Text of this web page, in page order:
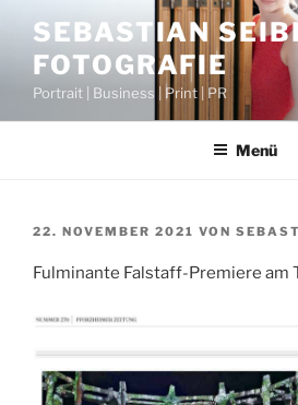
Inhalt
springen
SEBASTIAN
FOTOGRAFIE
Portrait | Business | Print | PR
Menü
VERÖFFENTLICHT
22. NOVEMBER 2021 VON
Fulminante Falstaff-Premiere am